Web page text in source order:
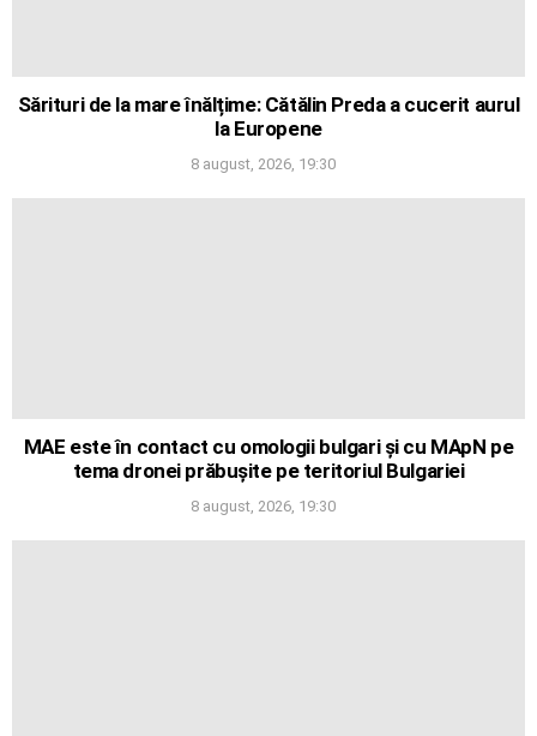
Sărituri de la mare înălțime: Cătălin Preda a cucerit aurul
la Europene
8 august, 2026, 19:30
MAE este în contact cu omologii bulgari și cu MApN pe
tema dronei prăbușite pe teritoriul Bulgariei
8 august, 2026, 19:30